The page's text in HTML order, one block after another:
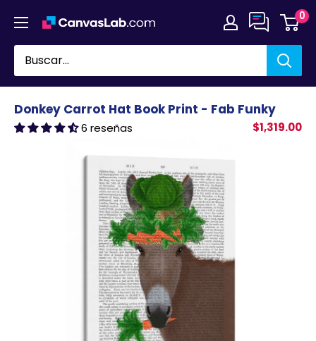
directamente
contenido
0
Donkey Carrot Hat Book Print - Fab Funky
6 reseñas $1,319.00